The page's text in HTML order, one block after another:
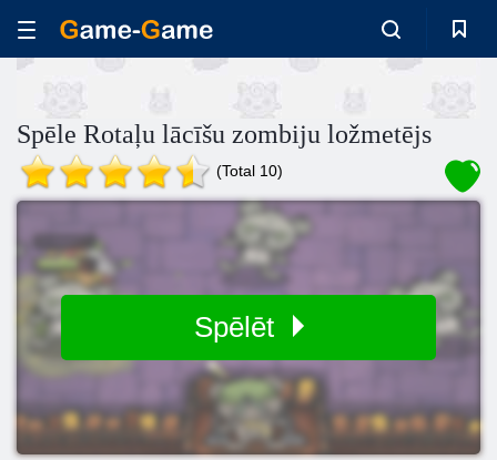
Spēle Rotaļu lācīšu zombiju ložmetējs
(Total 10)
Spēlēt